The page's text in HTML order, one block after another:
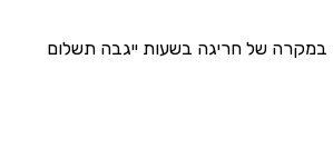
במקרה של חריגה בשעות ייגבה תשלום